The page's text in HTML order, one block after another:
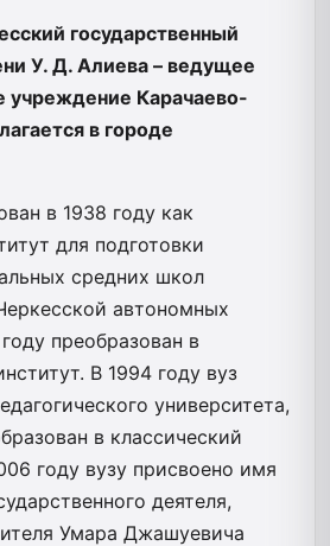
государственный
У. Д. Алиева – ведущее
учреждение Карачаево-
в городе
в 1938 году как
для подготовки
средних школ
автономных
преобразован в
В 1994 году вуз
университета,
в классический
году вузу присвоено имя
деятеля,
Умара Джашуевича